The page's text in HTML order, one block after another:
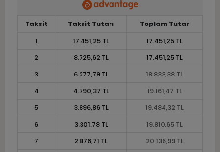
Taksit Taksit Tutarı
Toplam Tutar
1
17.451,25 TL
17.451,25 TL
2
8.725,62 TL
17.451,25 TL
3
6.277,79 TL
18.833,38 TL
4
4.790,37 TL
19.161,47 TL
5
3.896,86 TL
19.484,32 TL
6
3.301,78 TL
19.810,65 TL
7
2.876,71 TL
20.136,99 TL